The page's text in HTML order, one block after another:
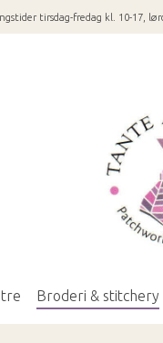
tirsdag-fredag kl. 10-17,
Broderi & stitchery